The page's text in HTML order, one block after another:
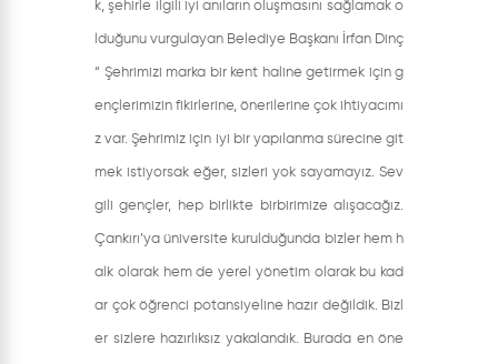
k, şehirle ilgili iyi anıların oluşmasını sağlamak o
lduğunu vurgulayan Belediye Başkanı İrfan Dinç
“ Şehrimizi marka bir kent haline getirmek için g
ençlerimizin fikirlerine, önerilerine çok ihtiyacımı
z var. Şehrimiz için iyi bir yapılanma sürecine git
mek istiyorsak eğer, sizleri yok sayamayız. Sev
gili gençler, hep birlikte birbirimize alışacağız.
Çankırı’ya üniversite kurulduğunda bizler hem h
alk olarak hem de yerel yönetim olarak bu kad
ar çok öğrenci potansiyeline hazır değildik. Bizl
er sizlere hazırlıksız yakalandık. Burada en öne